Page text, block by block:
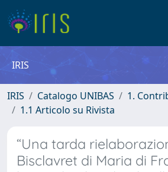
IRIS
IRIS Catalogo UNIBAS
1.
1.1 Articolo su Rivista
“Una tarda
Bisclavret di Maria di